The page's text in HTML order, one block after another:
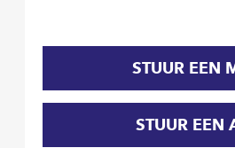
STUUR EEN
STUUR EEN